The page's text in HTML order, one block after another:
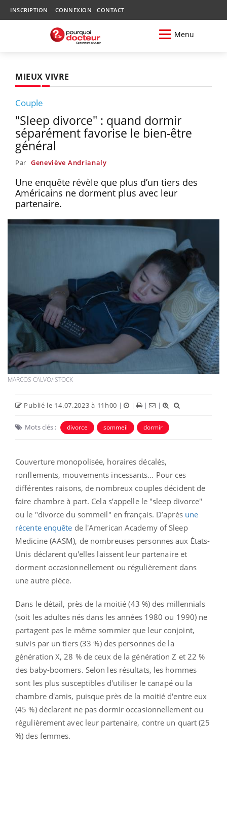
INSCRIPTION CONNEXION CONTACT
Menu
MIEUX VIVRE
Couple
"Sleep divorce" : quand dormir
séparément favorise le bien-être
général
Par Geneviève Andrianaly
Une enquête révèle que plus d’un tiers des
Américains ne dorment plus avec leur
partenaire.
MARCOS CALVO/ISTOCK
Publié le 14.07.2023 à 11h00 | | | |
Mots clés : divorce sommeil dormir
Couverture monopolisée, horaires décalés,
ronflements, mouvements incessants… Pour ces
différentes raisons, de nombreux couples décident de
faire chambre à part. Cela s’appelle le "sleep divorce"
ou le "divorce du sommeil" en français. D’après une
récente enquête de l'American Academy of Sleep
Medicine (AASM), de nombreuses personnes aux États-
Unis déclarent qu'elles laissent leur partenaire et
dorment occasionnellement ou régulièrement dans
une autre pièce.
Dans le détail, près de la moitié (43 %) des millennials
(soit les adultes nés dans les années 1980 ou 1990) ne
partagent pas le même sommier que leur conjoint,
suivis par un tiers (33 %) des personnes de la
génération X, 28 % de ceux de la génération Z et 22 %
des baby-boomers. Selon les résultats, les hommes
sont les plus susceptibles d'utiliser le canapé ou la
chambre d'amis, puisque près de la moitié d'entre eux
(45 %) déclarent ne pas dormir occasionnellement ou
régulièrement avec leur partenaire, contre un quart (25
%) des femmes.